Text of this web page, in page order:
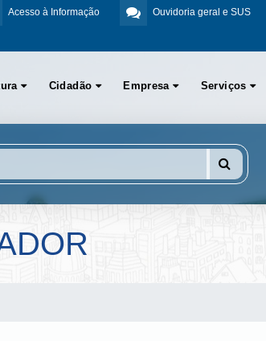
Ouvidoria geral e SUS
Acesso à Informação
Cidadão Empresa Serviços